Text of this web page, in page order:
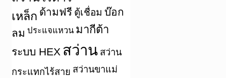
เหล็ก ด้ามฟรี ตู้เชื่อม บ๊อก
ลม ประแจแหวน มากีต้า
ระบบ HEX สว่าน สว่าน
กระแทกไร้สาย สว่านขาแม่